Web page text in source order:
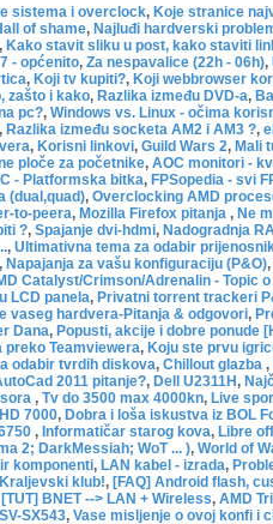
sistema i overclock, Koje stranice
of shame, Najluđi hardverski
, Kako stavit sliku u post, kako staviti
- općenito, Za nespavalice (22h - 06h),
, Koji tv kupiti?, Koji webbrowser
zašto i kako, Razlika između DVD-a,
pc?, Windows vs. Linux - očima
, Razlika između socketa AM2 i AM3 ?,
, Korisni linkovi, Guild Wars 2, Mali
ploče za početnike, AOC monitori -
- Platformska bitka, FPSopedia - svi
(dual,quad), Overclocking AMD
to-peera, Mozilla Firefox pitanja , Ne
?, Spajanje dvi-hdmi, Nadogradnja
, Ultimativna tema za odabir
, Napajanja za vašu konfiguraciju (P&O),
Catalyst/Crimson/Adrenalin - Topic
LCD panela, Privatni torrent trackeri
vaseg hardvera-Pitanja & odgovori,
Dana, Popusti, akcije i dobre ponude
preko Teamviewera, Koju ste prvu
odabir tvrdih diskova, Chillout glazba ,
2011 pitanje?, Dell U2311H ,
, Tv do 3500 max 4000kn, Live
7000, Dobra i loša iskustva iz BOL
, Informatičar starog kova, Libre
2; DarkMessiah; WoT ... ), World of
komponenti, LAN kabel - izrada,
klub!, [FAQ] Android flash,
[TUT] BNET --> LAN + Wireless, AMD
SX543, Vase misljenje o ovoj konfi i